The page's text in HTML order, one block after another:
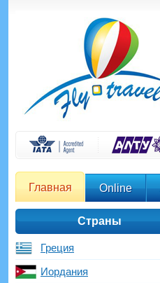
Главная Online
Страны
Греция
Иордания